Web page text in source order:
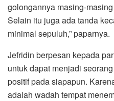
golongannya masing-
Selain itu juga ada tanda
minimal sepuluh,” paparnya.
Jefridin berpesan kepada
untuk dapat menjadi
positif pada siapapun.
adalah wadah tempat